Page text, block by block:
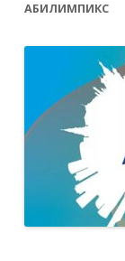
АБИЛИМПИКС